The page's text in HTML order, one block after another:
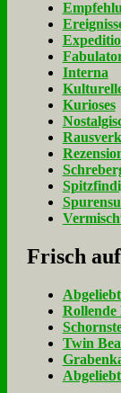
Interna
Kurioses
Frisch
Twin